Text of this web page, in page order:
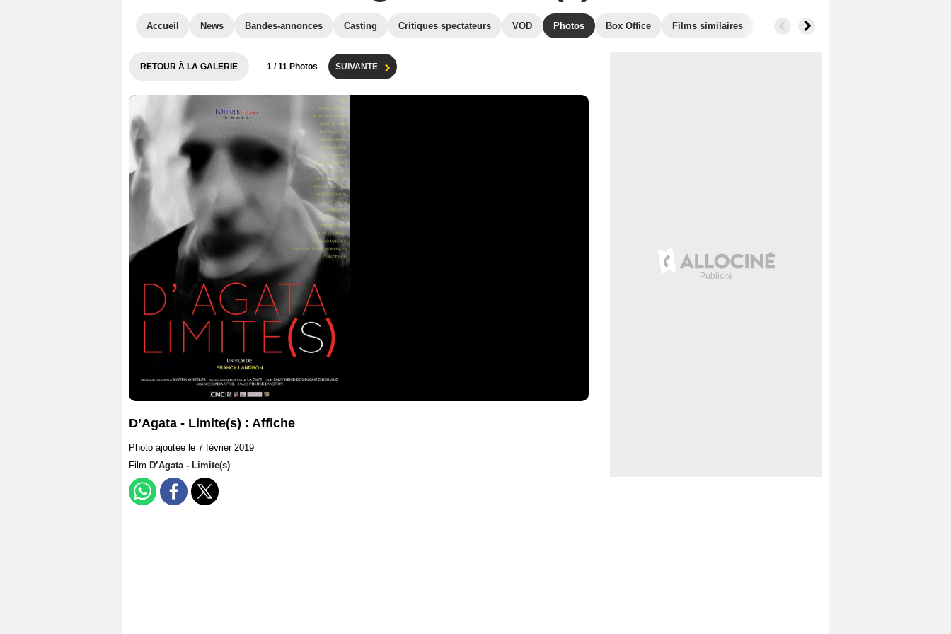
Accueil News Bandes-annonces Casting Critiques spectateurs VOD Photos Box Office Films similaires
RETOUR À LA GALERIE 1 / 11 Photos SUIVANTE
D’Agata - Limite(s) : Affiche
Photo ajoutée le 7 février 2019
Film D’Agata - Limite(s)